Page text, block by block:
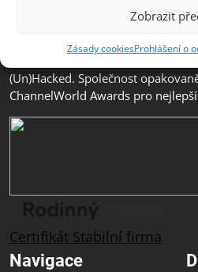
Zobrazit
Zásady cookiesProhlášení o
historií na trhu. Vedle prodeje
svým zákazníkům špičkové
ZEBRA SYSTEMS je distributorem
(Un)Hacked. Společnost
ChannelWorld Awards pro
Certifikát Stabilní firma
Navigace